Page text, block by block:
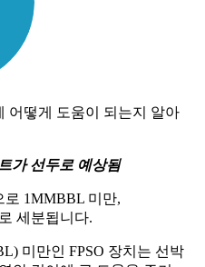
어떻게 도움이 되는지 알아
가 선두로 예상됨
로 1MMBBL 미만,
세분됩니다.
미만인 FPSO 장치는 선박